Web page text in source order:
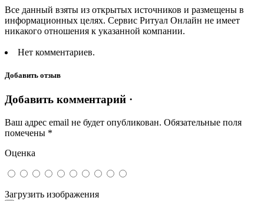
Все данный взяты из открытых источников и размещены в
информационных целях. Сервис Ритуал Онлайн не имеет
никакого отношения к указанной компании.
Нет комментариев.
Добавить отзыв
Добавить комментарий ·
Ваш адрес email не будет опубликован. Обязательные поля
помечены *
Оценка
Загрузить изображения